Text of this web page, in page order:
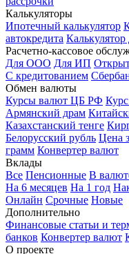
Калькуляторы
Ипотечный калькулятор
автокредита Калькулятор
Расчетно-кассовое
Для ООО Для ИП
С кредитованием
Обмен валюты
Курсы валют ЦБ РФ
Армянский драм
Казахстанский тенге
Белорусский рубль Цена
грамм Конвертер валют
Вклады
Все Пенсионные В
На 6 месяцев На 1 год
Онлайн Срочные Новые
Дополнительно
Финансовые статьи и
банков Конвертер валют
О проекте